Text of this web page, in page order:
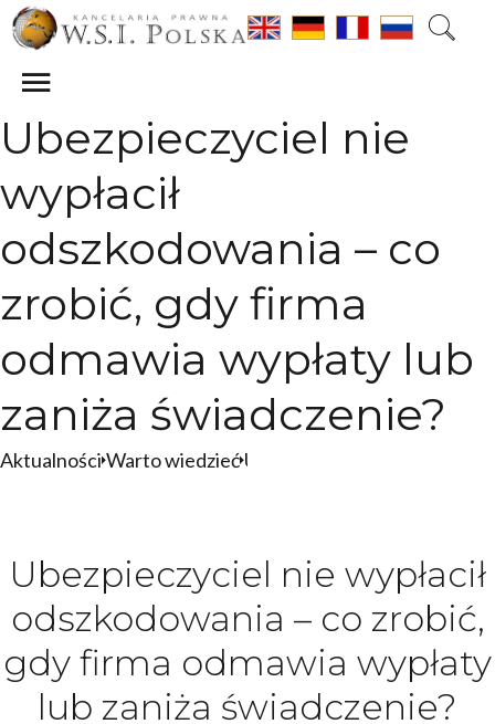
Ubezpieczyciel nie
wypłacił
odszkodowania – co
zrobić, gdy firma
odmawia wypłaty lub
zaniża świadczenie?
Aktualności Warto wiedzieć
Ubezpieczyciel nie wypłacił
odszkodowania – co zrobić,
gdy firma odmawia wypłaty
lub zaniża świadczenie?